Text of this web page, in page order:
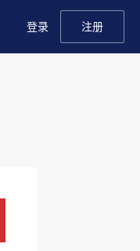
登录 注册